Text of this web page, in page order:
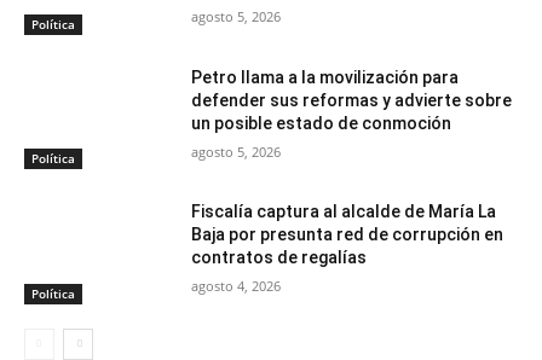
Política agosto 5, 2026
Política
Petro llama a la movilización para
defender sus reformas y advierte sobre
un posible estado de conmoción
agosto 5, 2026
Política
Fiscalía captura al alcalde de María La
Baja por presunta red de corrupción en
contratos de regalías
agosto 4, 2026